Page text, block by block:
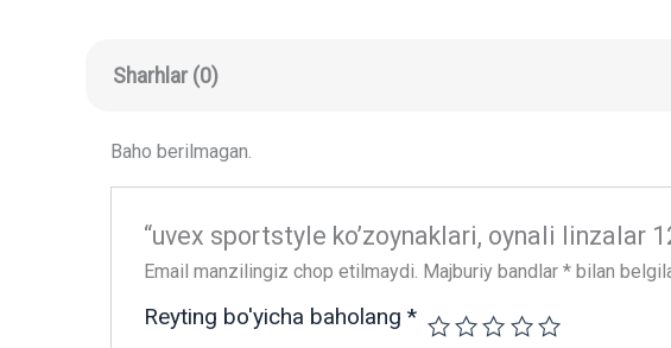
Sharhlar (0)
Baho berilmagan.
“uvex sportstyle ko’zoynaklari, oynali
Email manzilingiz chop etilmaydi. Majburiy bandlar *bilan
Reyting bo'yicha baholang *